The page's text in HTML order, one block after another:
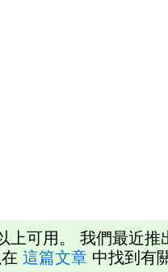
未經由真人編輯進行審校
上可用。 我們最近推
這篇文章 中找到有